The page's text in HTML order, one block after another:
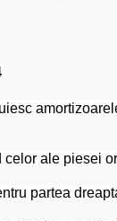
celor ale piesei
partea